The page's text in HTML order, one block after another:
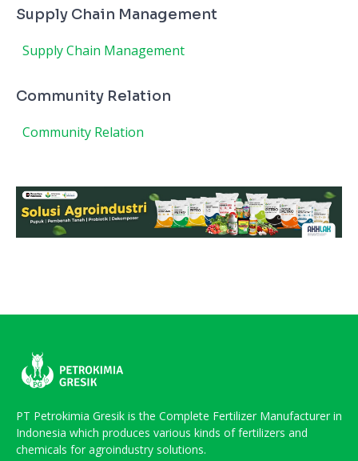
Supply Chain Management
Supply Chain Management
Community Relation
Community Relation
PT Petrokimia Gresik is the Complete Fertilizer Manufacturer in
Indonesia which produces various kinds of fertilizers and
chemicals for agroindustry solutions.